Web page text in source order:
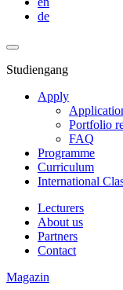
de
Studiengang
Apply
Portfolio
FAQ
Programme
Curriculum
International
Lecturers
About us
Partners
Contact
Magazin